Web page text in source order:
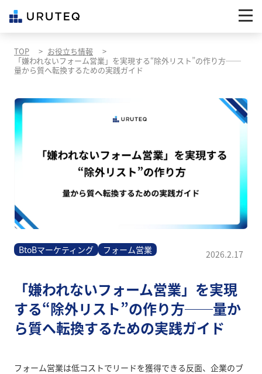
TOP
お役立ち情報
「嫌われないフォーム営業」を実現する“除外リスト”の作り方──
量から質へ転換するための実践ガイド
BtoBマーケティング フォーム営業 2026.2.17
「嫌われないフォーム営業」を実現
する“除外リスト”の作り方──量か
ら質へ転換するための実践ガイド
フォーム営業は低コストでリードを獲得できる反面、企業のブ